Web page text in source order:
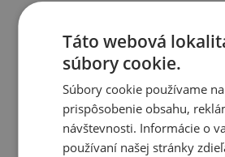
Táto webová
súbory cookie.
Súbory cookie používame na
prispôsobenie obsahu,
návštevnosti. Informácie o
používaní našej stránky